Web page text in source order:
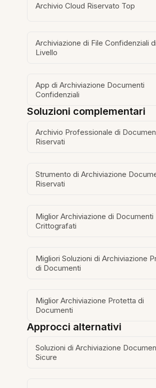
Archivio Cloud Riservato Top
Archiviazione di File Confidenziali
Livello
App di Archiviazione Documenti
Confidenziali
Soluzioni complementari
Archivio Professionale di
Riservati
Strumento di Archiviazione
Riservati
Miglior Archiviazione di Documenti
Crittografati
Migliori Soluzioni di Archiviazione
di Documenti
Miglior Archiviazione Protetta di
Documenti
Approcci alternativi
Soluzioni di Archiviazione
Sicure